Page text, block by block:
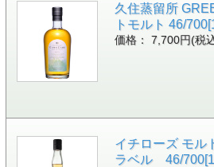
久住蒸留所
トモルト 46/
価格： 7,700円(税
イチローズ モル
ラベル 46/